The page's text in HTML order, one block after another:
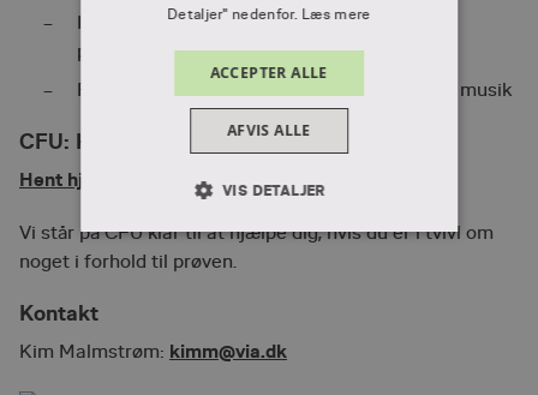
Ikke fiktion: Dokumentarfilm, genstande,
pressefoto og hjemmeside
Fiktion: Film, kunstbilleder, computerspil og musik
CFU: Hjælpen er nær
Hent hjælp til at finde kilder på mitCFU
Vi står på CFU klar til at hjælpe dig, hvis du er i tvivl om
noget i forhold til prøven.
Kontakt
Kim Malmstrøm: kimm@via.dk
Detaljer" nedenfor. Læs mere
ACCEPTER ALLE
AFVIS ALLE
VIS DETALJER
ABSOLUT NØDVENDIGE